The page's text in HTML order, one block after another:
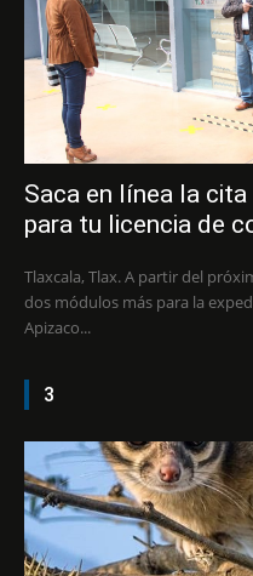
Saca en línea la
para tu licencia de
Tlaxcala, Tlax. A partir del
dos módulos más para la
Apizaco...
3